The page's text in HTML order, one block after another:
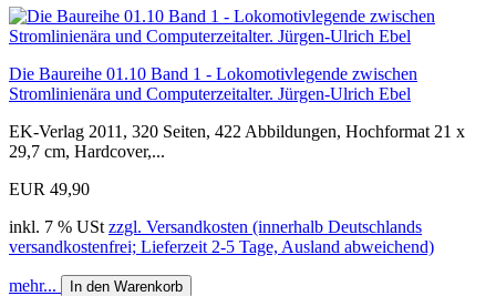
Die Baureihe 01.10 Band 1 - Lokomotivlegende zwischen
Stromlinienära und Computerzeitalter. Jürgen-Ulrich Ebel
EK-Verlag 2011, 320 Seiten, 422 Abbildungen, Hochformat 21 x
29,7 cm, Hardcover,...
EUR 49,90
inkl. 7 % USt zzgl. Versandkosten (innerhalb Deutschlands
versandkostenfrei; Lieferzeit 2-5 Tage, Ausland abweichend)
mehr... In den Warenkorb